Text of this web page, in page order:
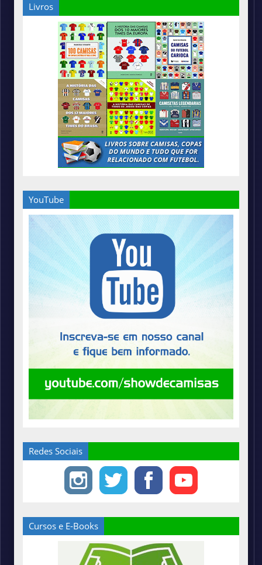
Livros
YouTube
Redes Sociais
Cursos e E-Books